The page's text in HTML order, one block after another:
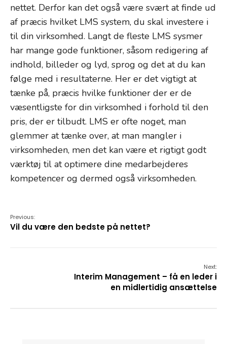
nettet. Derfor kan det også være svært at finde ud
af præcis hvilket LMS system, du skal investere i
til din virksomhed. Langt de fleste LMS sysmer
har mange gode funktioner, såsom redigering af
indhold, billeder og lyd, sprog og det at du kan
følge med i resultaterne. Her er det vigtigt at
tænke på, præcis hvilke funktioner der er de
væsentligste for din virksomhed i forhold til den
pris, der er tilbudt. LMS er ofte noget, man
glemmer at tænke over, at man mangler i
virksomheden, men det kan være et rigtigt godt
værktøj til at optimere dine medarbejderes
kompetencer og dermed også virksomheden.
Previous:
Vil du være den bedste på nettet?
Next:
Interim Management – få en leder i
en midlertidig ansættelse